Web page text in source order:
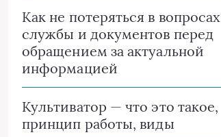
Как не потеряться в вопросах
службы и документов перед
обращением за актуальной
информацией
Культиватор — что это такое,
принцип работы, виды